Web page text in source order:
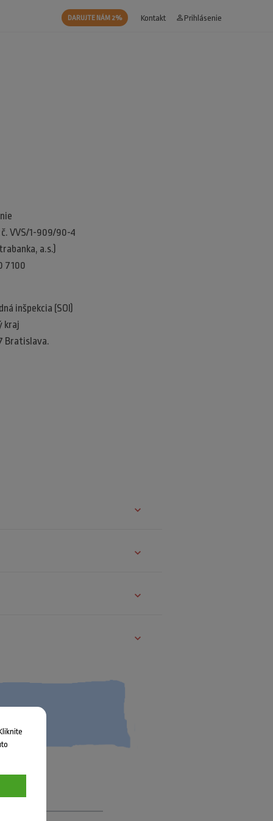
DARUJTE NÁM 2% Kontakt person_outline Prihlásenie
č. VVS/1-909/90-4
a.s.)
7100
inšpekcia (SOI)​
kraj​
Bratislava.